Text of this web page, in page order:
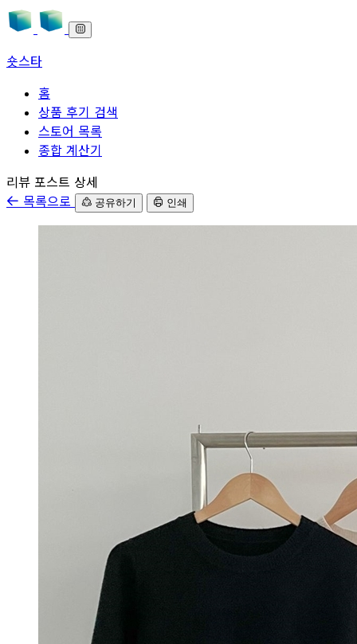
숏스타
홈
상품 후기 검색
스토어 목록
종합 계산기
본문으로 바로가기
리뷰 포스트 상세
목록으로
공유하기 인쇄